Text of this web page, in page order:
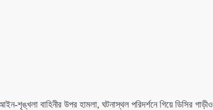
শৃঙ্খলা বাহিনীর উপর হামলা, ঘটনাস্থল পরিদর্শনে গিয়ে ডিসির গাড়ীও